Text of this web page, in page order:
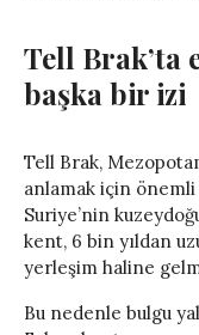
Tell Brak’ta
başka bir izi
Tell Brak,
anlamak için
Suriye’nin
kent, 6 bin yıldan
yerleşim haline
Bu nedenle bulgu